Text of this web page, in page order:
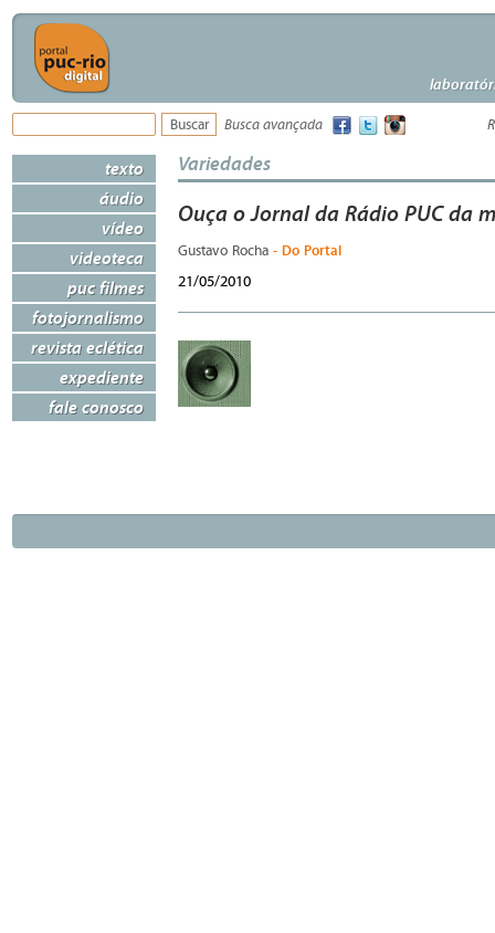
Busca avançada
texto
áudio
vídeo
videoteca
puc filmes
fotojornalismo
revista eclética
expediente
fale conosco
Variedades
Ouça o Jornal da Rádio PUC da
Gustavo Rocha - Do Portal
21/05/2010